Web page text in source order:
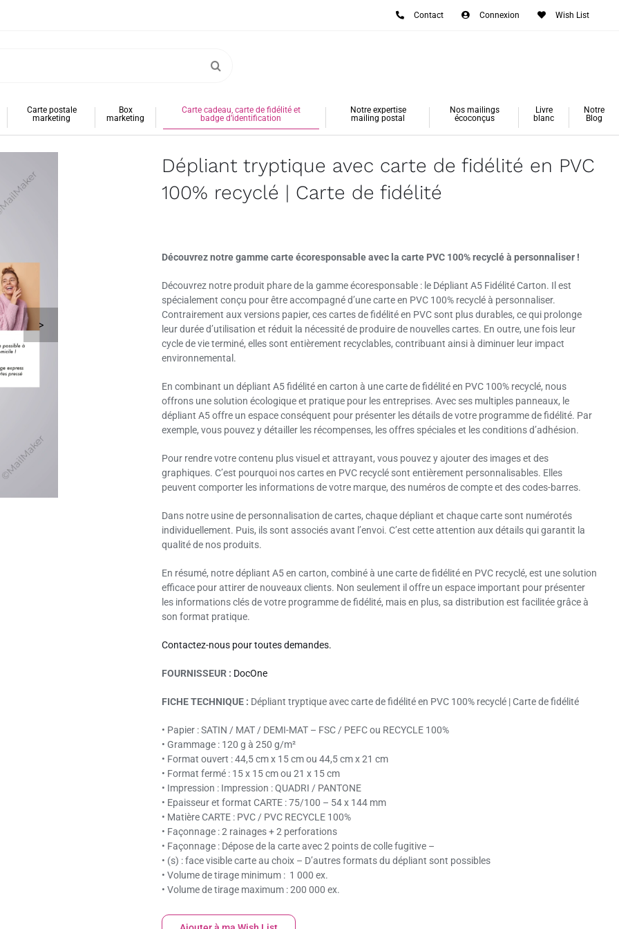
Contact Connexion Wish List
Carte postale
marketing
Box
marketing
Carte cadeau, carte de fidélité et
badge d’identification
Notre expertise
mailing postal
Nos mailings
écoconçus
Livre
blanc
Notre
Blog
>
Dépliant tryptique avec carte de fidélité en PVC
100% recyclé | Carte de fidélité
Découvrez notre gamme carte écoresponsableavec la carte PVC 100% recycléà personnaliser !
Découvrez notre produit phare de la gamme écoresponsable : le Dépliant A5 Fidélité Carton. Il est
spécialement conçu pour être accompagné d’une carte en PVC 100% recyclé à personnaliser.
Contrairement aux versions papier, ces cartes de fidélité en PVC sont plus durables, ce qui prolonge
leur durée d’utilisation et réduit la nécessité de produire de nouvelles cartes. En outre, une fois leur
cycle de vie terminé, elles sont entièrement recyclables, contribuant ainsi à diminuer leur impact
environnemental.
En combinant un dépliant A5 fidélité en carton à une carte de fidélité en PVC 100% recyclé, nous
offrons une solution écologique et pratique pour les entreprises. Avec ses multiples panneaux, le
dépliant A5 offre un espace conséquent pour présenter les détails de votre programme de fidélité. Par
exemple, vous pouvez y détailler les récompenses, les offres spéciales et les conditions d’adhésion.
Pour rendre votre contenu plus visuel et attrayant, vous pouvez y ajouter des images et des
graphiques. C’est pourquoi nos cartes en PVC recyclé sont entièrement personnalisables. Elles
peuvent comporter les informations de votre marque, des numéros de compte et des codes-barres.
Dans notre usine de personnalisation de cartes, chaque dépliant et chaque carte sont numérotés
individuellement. Puis, ils sont associés avant l’envoi. C’est cette attention aux détails qui garantit la
qualité de nos produits.
En résumé, notre dépliant A5 en carton, combiné à une carte de fidélité en PVC recyclé, est une solution
efficace pour attirer de nouveaux clients. Non seulement il offre un espace important pour présenter
les informations clés de votre programme de fidélité, mais en plus, sa distribution est facilitée grâce à
son format pratique.
Contactez-nous pour toutes demandes.
FOURNISSEUR : DocOne
FICHE TECHNIQUE : Dépliant tryptique avec carte de fidélité en PVC 100% recyclé | Carte de fidélité
• Papier :SATIN / MAT / DEMI-MAT – FSC / PEFC ou RECYCLE 100%
• Grammage : 120 g à 250 g/m²
• Format ouvert : 44,5 cm x 15 cm ou 44,5 cm x 21 cm
• Format fermé : 15 x 15 cm ou 21 x 15 cm
• Impression : Impression :QUADRI / PANTONE
• Epaisseur et format CARTE :75/100 – 54 x 144 mm
• Matière CARTE : PVC / PVC RECYCLE 100%
• Façonnage : 2 rainages + 2 perforations
• Façonnage : Dépose de la carte avec 2 points de colle fugitive –
• (s) :face visible carte au choix – D’autres formats du dépliant sont possibles
• Volume de tirage minimum : 1 000 ex.
• Volume de tirage maximum :200 000 ex.